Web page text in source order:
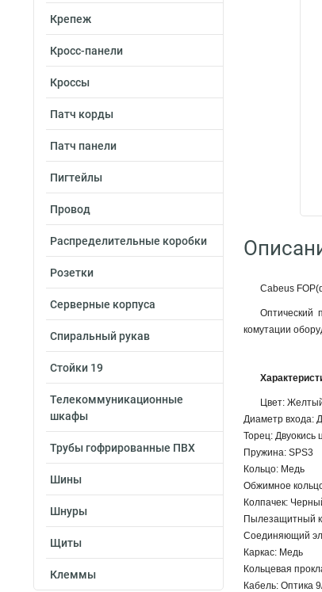
Крепеж
Кросс-панели
Кроссы
Патч корды
Патч панели
Пигтейлы
Провод
Распределительные коробки
Розетки
Серверные корпуса
Спиральный рукав
Стойки 19
Телекоммуникационные
шкафы
Трубы гофрированные ПВХ
Шины
Шнуры
Щиты
Клеммы
Cabeus
Оптический
комутации
Цвет:
Диаметр входа:
Торец: Двуокись
Пружина: SPS3
Кольцо: Медь
Обжимное
Колпачек:
Пылезащитный
Соединяющий
Каркас: Медь
Кольцевая
Кабель: Оптика